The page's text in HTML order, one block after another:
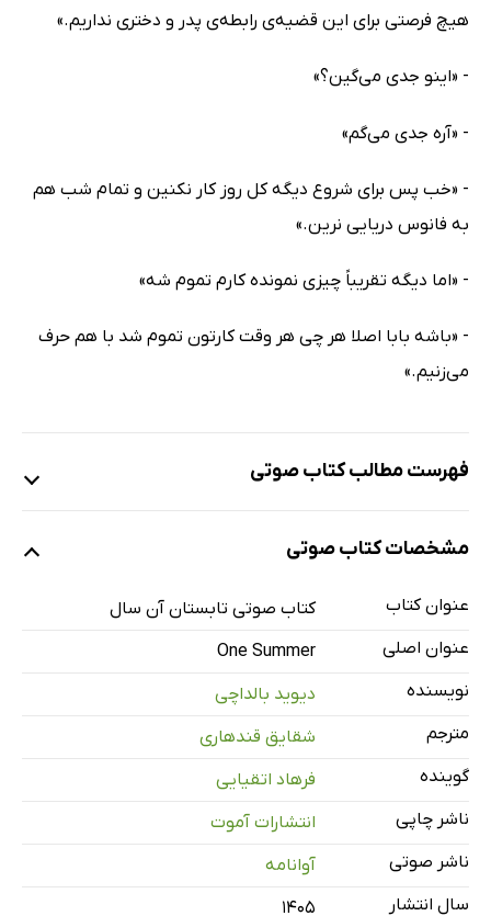
هیچ فرصتی برای این قضیه‌ی رابطه‌ی پدر و دختری نداریم.»
- «اینو جدی می‌گین؟»
- «آره جدی می‌گم»
- «خب پس برای شروع دیگه کل روز کار نکنین و تمام شب هم
به فانوس دریایی نرین.»
- «اما دیگه تقریباً چیزی نمونده کارم تموم شه»
- «باشه بابا اصلا هر چی هر وقت کارتون تموم شد با هم حرف
می‌زنیم.»
فهرست مطالب کتاب صوتی
نمونه‌ی یک
نمونه‌ی سه
نمونه‌ی چهار
مشخصات کتاب صوتی
عنوان کتاب
کتاب صوتی تابستان آن سال
عنوان اصلی
One Summer
نویسنده
دیوید بالداچی
مترجم
شقایق قندهاری
گوینده
فرهاد اتقیایی
ناشر چاپی
انتشارات آموت
ناشر صوتی
آوانامه
سال انتشار
۱۴۰۵